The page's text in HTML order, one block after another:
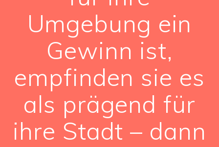
Umgebung ein
Gewinn ist,
empfinden sie es
als prägend für
ihre Stadt – dann